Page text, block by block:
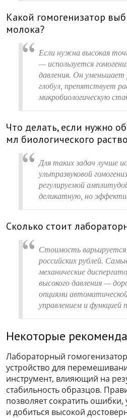
Какой гомогенизатор
молока?
Если нужна высокая
— используется
давления. Он
глобул, препятствует
микробиологическую
Что делать, если нужно
мл биологического
Для таких задач лучше
ультразвуковой
регулируемой
деликатную, но
Сколько стоит
Стоимость
российских рублей.
механические
высокого давления —
опциями
управлением и функцией
Некоторые
Лабораторный
устройство для
инструмент, влияющий на
стабильность образцов.
позволяет сократить ошибки,
и добиться высокой